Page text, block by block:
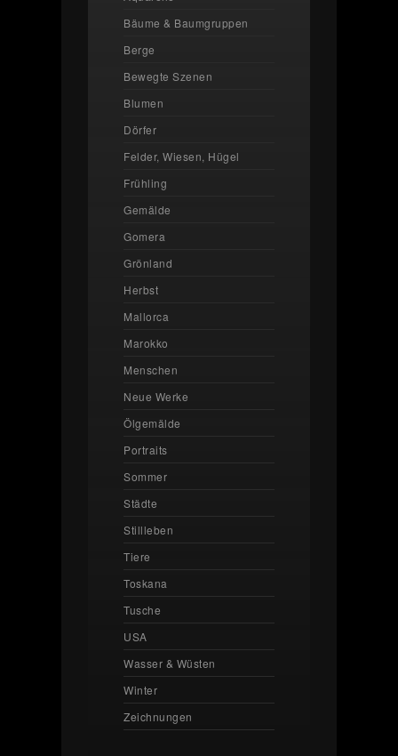
Bäume & Baumgruppen
Berge
Bewegte Szenen
Blumen
Dörfer
Felder, Wiesen, Hügel
Frühling
Gemälde
Gomera
Grönland
Herbst
Mallorca
Marokko
Menschen
Neue Werke
Ölgemälde
Portraits
Sommer
Städte
Stillleben
Tiere
Toskana
Tusche
USA
Wasser & Wüsten
Winter
Zeichnungen